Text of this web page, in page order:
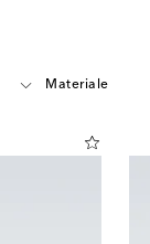
Materiale